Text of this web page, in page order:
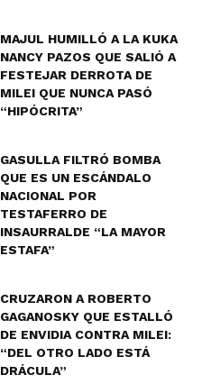
MAJUL HUMILLÓ A LA KUKA
NANCY PAZOS QUE SALIÓ A
FESTEJAR DERROTA DE
MILEI QUE NUNCA PASÓ
“HIPÓCRITA”
GASULLA FILTRÓ BOMBA
QUE ES UN ESCÁNDALO
NACIONAL POR
TESTAFERRO DE
INSAURRALDE “LA MAYOR
ESTAFA”
CRUZARON A ROBERTO
GAGANOSKY QUE ESTALLÓ
DE ENVIDIA CONTRA MILEI:
“DEL OTRO LADO ESTÁ
DRÁCULA”